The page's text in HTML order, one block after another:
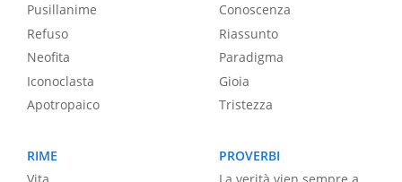
Pusillanime
Refuso
Neofita
Iconoclasta
Apotropaico
Conoscenza
Riassunto
Paradigma
Gioia
Tristezza
RIME
PROVERBI